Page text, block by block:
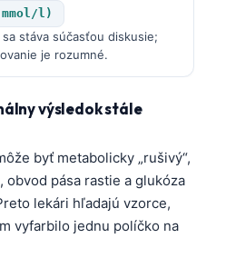
l)
stáva súčasťou diskusie;
je rozumné.
výsledok stále
byť metabolicky „rušivý“,
, obvod pása rastie a glukóza
lekári hľadajú vzorce,
vyfarbilo jednu políčko na